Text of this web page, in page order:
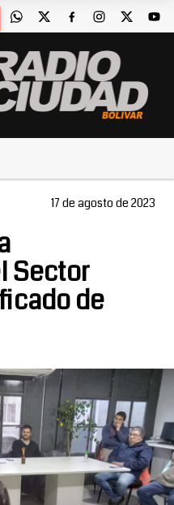
17 de agosto de 2023
Sector
de